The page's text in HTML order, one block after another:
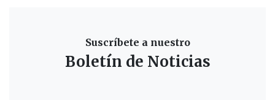
Suscríbete a nuestro
Boletín de Noticias